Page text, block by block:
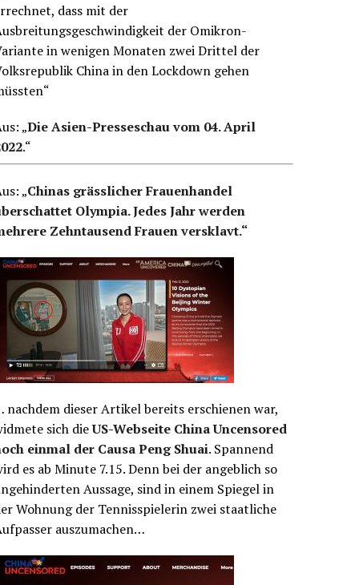
dass mit der
der Omikron-
in wenigen Monaten zwei Drittel der
China in den Lockdown gehen
„Die Asien-Presseschau vom 04. April
.“
„Chinas grässlicher Frauenhandel
Olympia. Jedes Jahr werden
Zehntausend Frauen versklavt.“
nachdem dieser Artikel bereits erschienen war,
sich dieUS-Webseite China Uncensored
einmal der Causa Peng Shuai. Spannend
es ab Minute 7.15. Denn bei der angeblich so
Aussage, sind in einem Spiegel in
Wohnung der Tennisspielerin zwei staatliche
auszumachen…